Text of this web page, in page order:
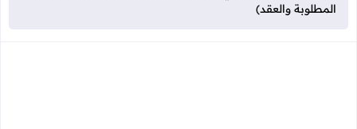
المطلوبة والعقد)